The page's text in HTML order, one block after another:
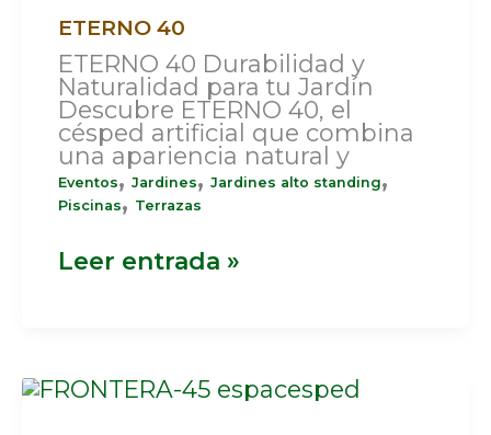
ETERNO 40
ETERNO 40 Durabilidad y
Naturalidad para tu Jardín
Descubre ETERNO 40, el
césped artificial que combina
una apariencia natural y
Eventos, Jardines, Jardines alto standing,
Piscinas, Terrazas
Leer entrada »
FRONTERA